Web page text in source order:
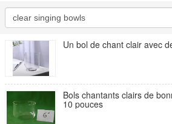
Un bol de chant clair avec
Bols chantants clairs de
10 pouces